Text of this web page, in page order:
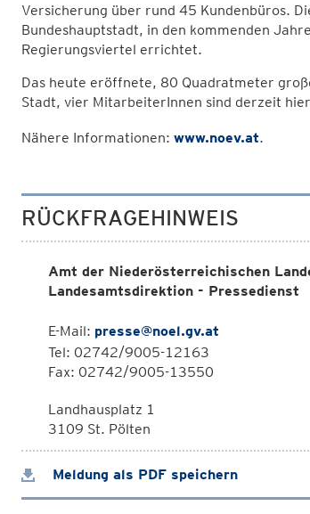
Versicherung über rund 45 Kundenbüros.
Bundeshauptstadt, in den kommenden
Regierungsviertel errichtet.
Das heute eröffnete, 80 Quadratmeter
Stadt, vier MitarbeiterInnen sind derzeit
Nähere Informationen: www.noev.at.
RÜCKFRAGEHINWEIS
Amt der Niederösterreichischen
Landesamtsdirektion - Pressedienst
E-Mail: presse@noel.gv.at
Tel: 02742/9005-12163
Fax: 02742/9005-13550
Landhausplatz 1
3109 St. Pölten
Meldung als PDF speichern